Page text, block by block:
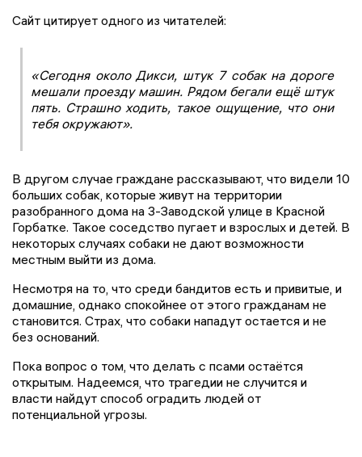
Сайт цитирует одного из читателей:
«Сегодня около Дикси, штук 7 собак на дороге
мешали проезду машин. Рядом бегали ещё штук
пять. Страшно ходить, такое ощущение, что они
тебя окружают».
В другом случае граждане рассказывают, что видели 10
больших собак, которые живут на территории
разобранного дома на 3-Заводской улице в Красной
Горбатке. Такое соседство пугает и взрослых и детей. В
некоторых случаях собаки не дают возможности
местным выйти из дома.
Несмотря на то, что среди бандитов есть и привитые, и
домашние, однако спокойнее от этого гражданам не
становится. Страх, что собаки нападут остается и не
без оснований.
Пока вопрос о том, что делать с псами остаётся
открытым. Надеемся, что трагедии не случится и
власти найдут способ оградить людей от
потенциальной угрозы.